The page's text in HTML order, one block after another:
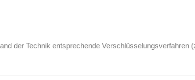
der Technik entsprechende Verschlüsselungsverfahren